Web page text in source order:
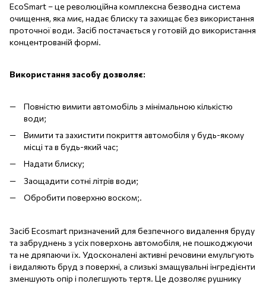
EcoSmart – це революційна комплексна безводна система
очищення, яка миє, надає блиску та захищає без використання
проточної води. Засіб постачається у готовій до використання
концентрованій формі.
Використання засобу дозволяє:
Повністю вимити автомобіль з мінімальною кількістю
води;
Вимити та захистити покриття автомобіля у будь-якому
місці та в будь-який час;
Надати блиску;
Заощадити сотні літрів води;
Обробити поверхню воском;.
Засіб Ecosmart призначений для безпечного видалення бруду
та забруднень з усіх поверхонь автомобіля, не пошкоджуючи
та не дряпаючи їх. Удосконалені активні речовини емульгують
і видаляють бруд з поверхні, а слизькі змащувальні інгредієнти
зменшують опір і полегшують тертя. Це дозволяє рушнику